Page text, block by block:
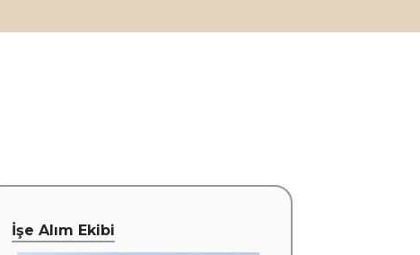
İşe Alım Ekibi